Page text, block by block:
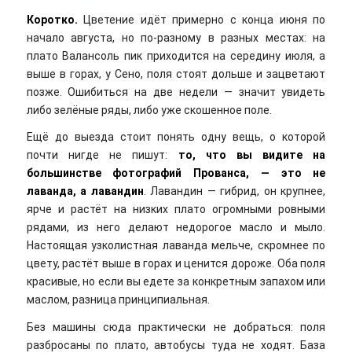
Коротко. Цветение идёт примерно с конца июня по
начало августа, но по-разному в разных местах: на
плато Валансоль пик приходится на середину июля, а
выше в горах, у Сено, поля стоят дольше и зацветают
позже. Ошибиться на две недели — значит увидеть
либо зелёные ряды, либо уже скошенное поле.
Ещё до выезда стоит понять одну вещь, о которой
почти нигде не пишут: то, что вы видите на
большинстве фотографий Прованса, — это не
лаванда, а лавандин. Лавандин — гибрид, он крупнее,
ярче и растёт на низких плато огромными ровными
рядами, из него делают недорогое масло и мыло.
Настоящая узколистная лаванда мельче, скромнее по
цвету, растёт выше в горах и ценится дороже. Оба поля
красивые, но если вы едете за конкретным запахом или
маслом, разница принципиальная.
Без машины сюда практически не добраться: поля
разбросаны по плато, автобусы туда не ходят. База